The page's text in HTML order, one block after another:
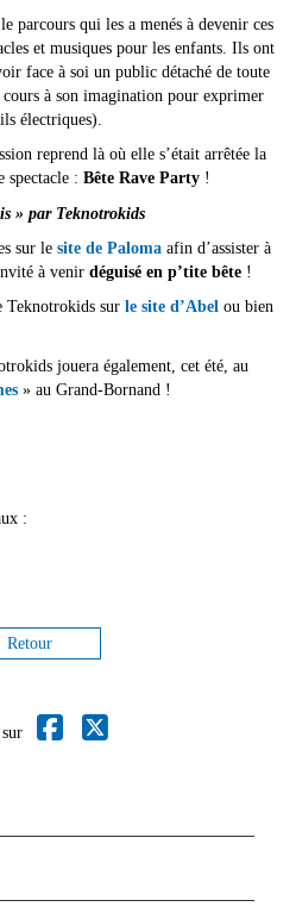
parcours qui les a menés à devenir ces
et musiques pour les enfants. Ils ont
face à soi un public détaché de toute
à son imagination pour exprimer
électriques).
reprend là où elle s’était arrêtée la
spectacle : Bête Rave Party !
» par Teknotrokids
sur le site de Paloma afin d’assister à
à venir déguisé en p’tite bête !
Teknotrokids sur le site d’Abel ou bien
jouera également, cet été, au
» au Grand-Bornand !
:
Retour